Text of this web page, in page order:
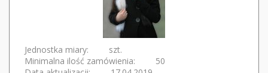
Jednostka miary:
szt.
Minimalna ilość zamówienia:
50